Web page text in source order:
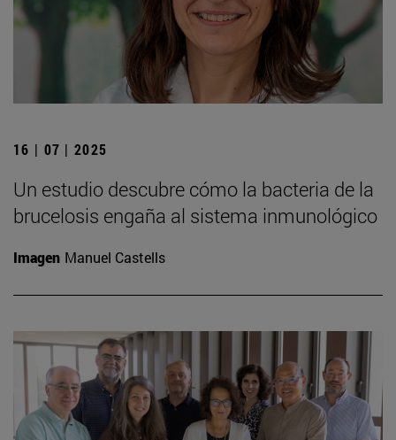
16 | 07 | 2025
Un estudio descubre cómo la bacteria de la
brucelosis engaña al sistema inmunológico
Imagen Manuel Castells